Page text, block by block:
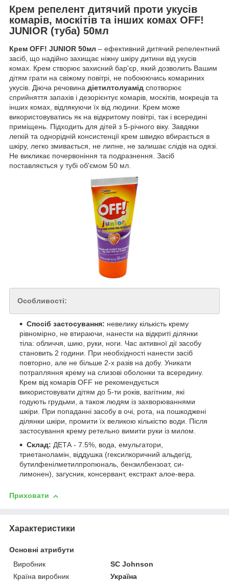
Крем репелент дитячий проти укусів
комарів, москітів та інших комах OFF!
JUNIOR (туба) 50мл
Крем OFF! JUNIOR 50мл – ефективний дитячий репелентний
засіб, що надійно захищає ніжну шкіру дитини від укусів
комах. Крем створює захисний бар'єр, який дозволить Вашим
дітям грати на свіжому повітрі, не побоюючись комариних
укусів. Діюча речовина діетилтолуамід спотворює
сприйняття запахів і дезорієнтує комарів, москітів, мокреців та
інших комах, відлякуючи їх від людини. Крем може
використовуватись як на відкритому повітрі, так і всередині
приміщень. Підходить для дітей з 5-річного віку. Завдяки
легкій та однорідній консистенції крем швидко вбирається в
шкіру, легко змивається, не липне, не залишає слідів на одязі.
Не викликає почервоніння та подразнення. Засіб
поставляється у тубі об'ємом 50 мл.
Особливості:
Спосіб застосування: невелику кількість крему
рівномірно, не втираючи, нанести на відкриті ділянки
тіла: обличчя, шию, руки, ноги. Час активної дії засобу
становить 2 години. При необхідності нанести засіб
повторно, але не більше 2-х разів на добу. Уникати
потрапляння крему на слизові оболонки та всередину.
Крем від комарів OFF не рекомендується
використовувати дітям до 5-ти років, вагітним, які
годують грудьми, а також людям із захворюваннями
шкіри. При попаданні засобу в очі, рота, на пошкоджені
ділянки шкіри, промити їх великою кількістю води. Після
застосування крему ретельно вимити руки із милом.
Склад: ДЕТА - 7.5%, вода, емульгатори,
триетаноламін, віддушка (гексилкоричний альдегід,
бутилфенілметилпропюналь, бензилбензоат, си-
лимонен), загусник, консервант, екстракт алое-вера.
Приховати
Характеристики
Основні атрибути
Виробник
SC Johnson
Країна виробник
Україна